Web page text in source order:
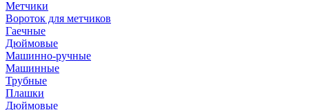
Метчики
Вороток для метчиков
Гаечные
Дюймовые
Машинно-ручные
Машинные
Трубные
Плашки
Дюймовые